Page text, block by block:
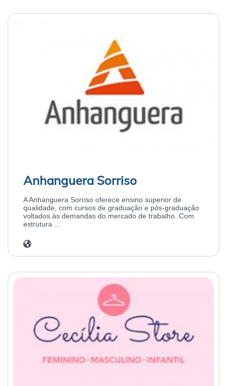
Anhanguera Sorriso
A Anhanguera Sorriso oferece ensino superior de
qualidade, com cursos de graduação e pós-graduação
voltados às demandas do mercado de trabalho. Com
estrutura ...